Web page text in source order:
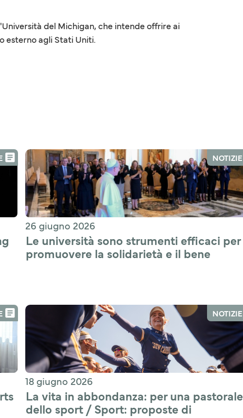
del Michigan, che intende offrire ai
esterno agli Stati Uniti.
NOTIZIE
26 giugno 2026
Le università sono strumenti efficaci per
promuovere la solidarietà e il bene
NOTIZIE
18 giugno 2026
La vita in abbondanza: per una pastorale
dello sport / Sport: proposte di